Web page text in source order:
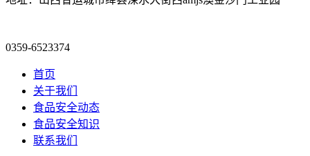
0359-6523374
首页
关于我们
食品安全动态
食品安全知识
联系我们